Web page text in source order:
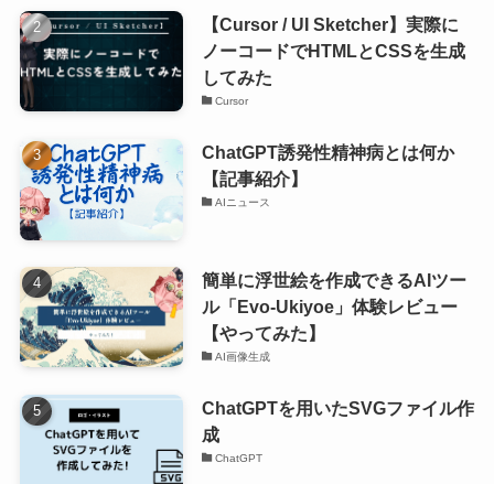
【Cursor / UI Sketcher】実際に
ノーコードでHTMLとCSSを生成
してみた
Cursor
ChatGPT誘発性精神病とは何か
【記事紹介】
AIニュース
簡単に浮世絵を作成できるAIツー
ル「Evo-Ukiyoe」体験レビュー
【やってみた】
AI画像生成
ChatGPTを用いたSVGファイル作
成
ChatGPT